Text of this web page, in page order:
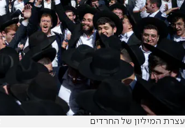
עצרת המיליון של החרדים